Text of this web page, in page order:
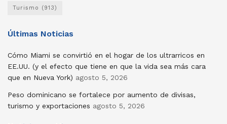
Turismo (913)
Últimas Noticias
Cómo Miami se convirtió en el hogar de los ultrarricos en
EE.UU. (y el efecto que tiene en que la vida sea más cara
que en Nueva York) agosto 5, 2026
Peso dominicano se fortalece por aumento de divisas,
turismo y exportaciones agosto 5, 2026